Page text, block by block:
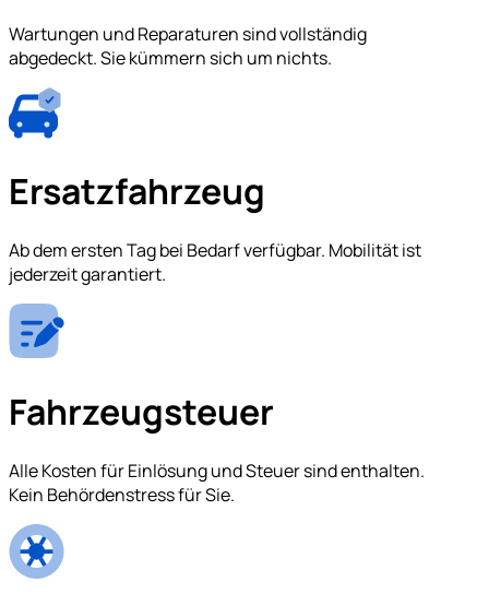
Wartungen und Reparaturen sind vollständig
abgedeckt. Sie kümmern sich um nichts.
Ersatzfahrzeug
Ab dem ersten Tag bei Bedarf verfügbar. Mobilität ist
jederzeit garantiert.
Fahrzeugsteuer
Alle Kosten für Einlösung und Steuer sind enthalten.
Kein Behördenstress für Sie.